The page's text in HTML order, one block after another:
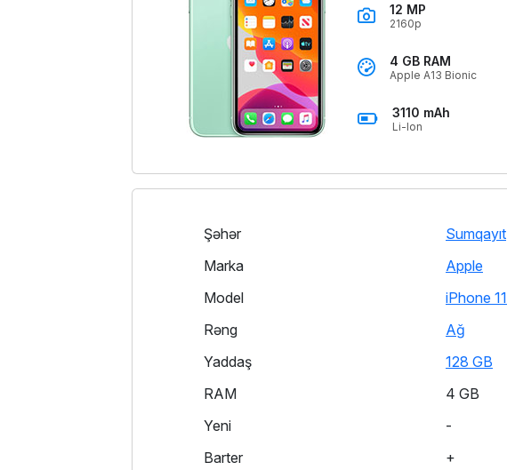
12 MP
2160p
4 GB RAM
Apple A13 Bionic
3110 mAh
Li-Ion
Şəhər
Sumqayıt
Marka
Apple
Model
iPhone 11
Rəng
Ağ
Yaddaş
128 GB
RAM
4 GB
Yeni
-
Barter
+